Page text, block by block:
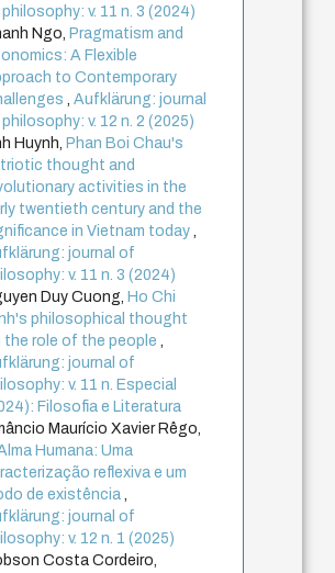
v. 11 n. 3 (2024)
Ngo, Pragmatism and
A Flexible
to Contemporary
,Aufklärung: journal
v. 12 n. 2 (2025)
Huynh, Phan Boi Chau's
thought and
activities in the
twentieth century and the
in Vietnam today,
journal of
v. 11 n. 3 (2024)
Duy Cuong, Ho Chi
philosophical thought
the role of the people,
journal of
v. 11 n. Especial
Filosofia e Literatura
Maurício Xavier Rêgo,
Humana: Uma
reflexiva e um
de existência,
journal of
v. 12 n. 1 (2025)
Costa Cordeiro,